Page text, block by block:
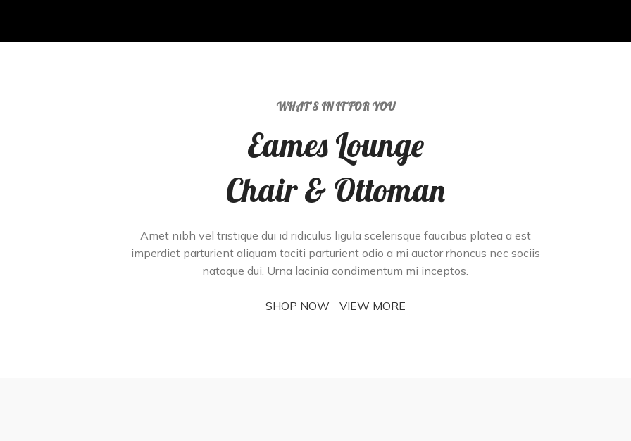
WHAT’S IN IT FOR YOU
Eames Lounge
Chair & Ottoman
Amet nibh vel tristique dui id ridiculus ligula scelerisque faucibus platea a est
imperdiet parturient aliquam taciti parturient odio a mi auctor rhoncus nec sociis
natoque dui. Urna lacinia condimentum mi inceptos.
SHOP NOW VIEW MORE